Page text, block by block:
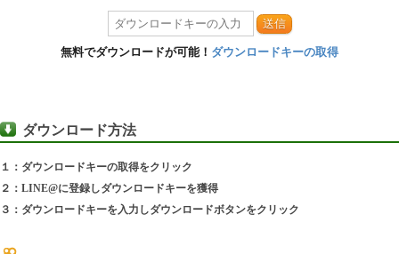
送信
無料でダウンロードが可能！ ダウンロードキーの取得
ダウンロード方法
１：ダウンロードキーの取得をクリック
２：LINE@に登録しダウンロードキーを獲得
３：ダウンロードキーを入力しダウンロードボタンをクリック